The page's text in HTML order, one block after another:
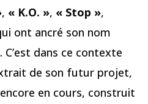
, « K.O. », « Stop »,
ont ancré son nom
dans ce contexte
de son futur projet,
en cours, construit